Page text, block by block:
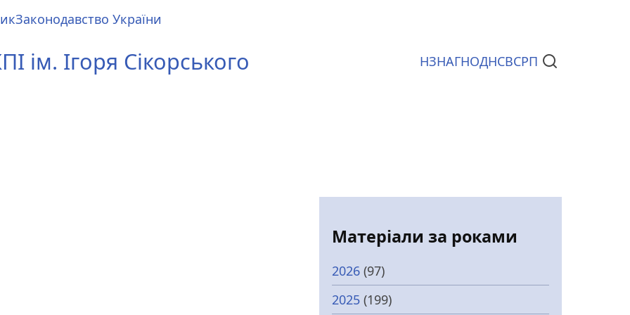
Законодавство України
ім. Ігоря Сікорського Документи
НЗНАГНОДНСВСРП
Матеріали за роками
2026 (97)
2025 (199)